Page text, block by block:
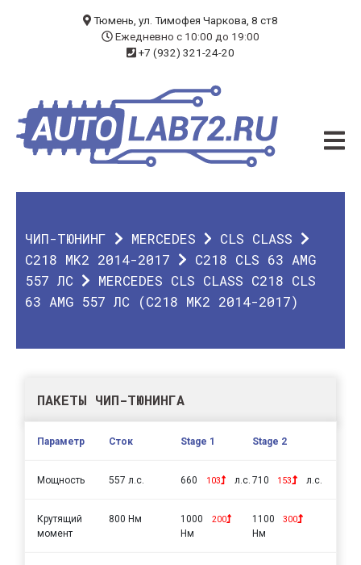
ЧИП-ТЮНИНГ
ДИАГНОСТИКА
О КОМПАНИИ
КОНТАКТЫ
Тюмень, ул. Тимофея Чаркова, 8 ст8
Ежедневно с 10:00 до 19:00
+7 (932) 321-24-20
ЧИП-ТЮНИНГ MERCEDES
CLS CLASS
C218 MK2 2014-2017
C218 CLS 63 AMG
557 ЛС
MERCEDES CLS CLASS C218 CLS
63 AMG 557 ЛС (C218 MK2 2014-2017)
ПАКЕТЫ ЧИП-ТЮНИНГА
Параметр Сток Stage 1 Stage 2
Мощность 557 л.с. 660 103 л.с. 710 153 л.с.
Крутящий
момент
800 Нм 1000 200
Нм
1100 300
Нм